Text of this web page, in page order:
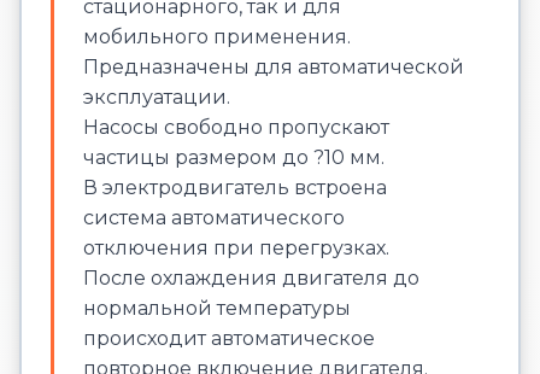
стационарного, так и для
мобильного применения.
Предназначены для автоматической
эксплуатации.
Насосы свободно пропускают
частицы размером до ?10 мм.
В электродвигатель встроена
система автоматического
отключения при перегрузках.
После охлаждения двигателя до
нормальной температуры
происходит автоматическое
повторное включение двигателя.